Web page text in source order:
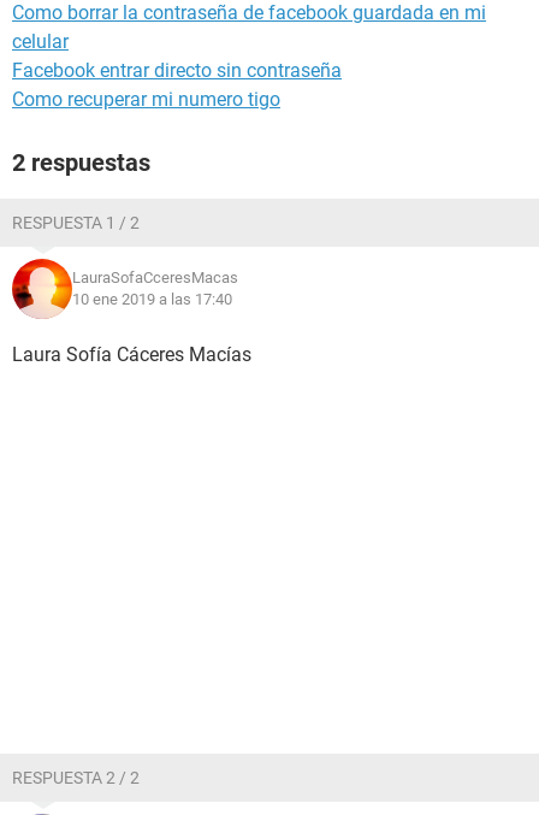
Como borrar la contraseña de facebook guardada en mi
celular
Facebook entrar directo sin contraseña
Como recuperar mi numero tigo
2 respuestas
RESPUESTA 1 / 2
LauraSofaCceresMacas
10 ene 2019 a las 17:40
Laura Sofía Cáceres Macías
RESPUESTA 2 / 2